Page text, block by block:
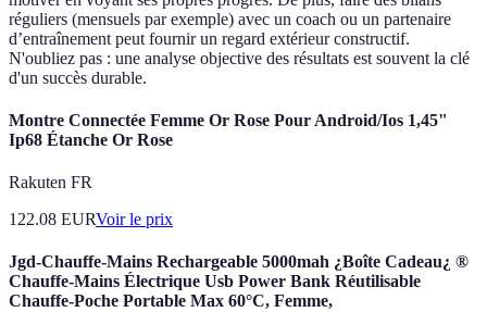
réguliers (mensuels par exemple) avec un coach ou un partenaire
d’entraînement peut fournir un regard extérieur constructif.
N'oubliez pas : une analyse objective des résultats est souvent la clé
d'un succès durable.
Montre Connectée Femme Or Rose Pour Android/Ios 1,45"
Ip68 Étanche Or Rose
Rakuten FR
122.08 EURVoir le prix
Jgd-Chauffe-Mains Rechargeable 5000mah ¿Boîte Cadeau¿ ®
Chauffe-Mains Électrique Usb Power Bank Réutilisable
Chauffe-Poche Portable Max 60°C, Femme,